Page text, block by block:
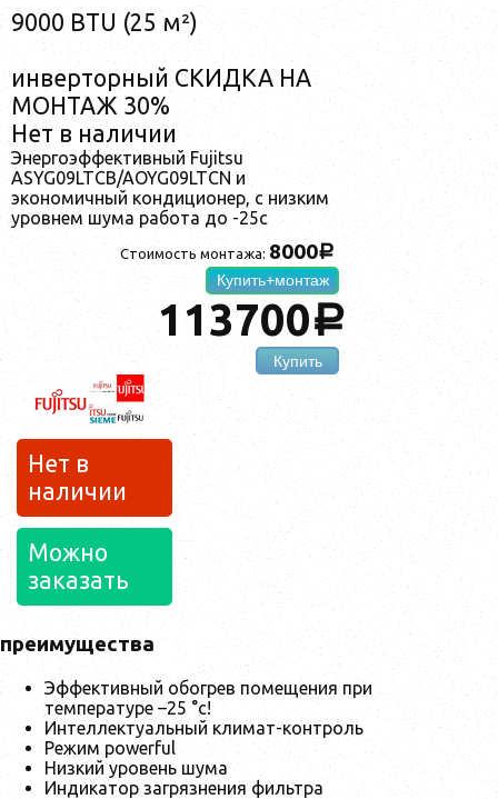
9000 BTU (25 м²)
инверторный СКИДКА НА
МОНТАЖ 30%
Нет в наличии
Энергоэффективный Fujitsu
ASYG09LTCB/AOYG09LTCN и
экономичный кондиционер, с низким
уровнем шума работа до -25с
Стоимость монтажа: 8000a
Купить+монтаж
113700a
Купить
Нет в
наличии
Можно
заказать
преимущества
Эффективный обогрев помещения при
температуре –25 °c!
Интеллектуальный климат-контроль
Режим powerful
Низкий уровень шума
Индикатор загрязнения фильтра